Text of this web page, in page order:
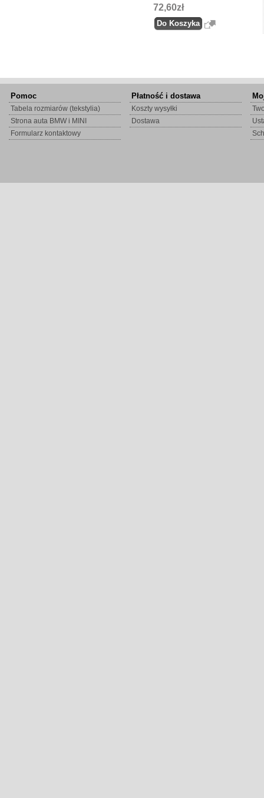
72,60zł
Pomoc
Tabela rozmiarów (tekstylia)
Strona auta BMW i MINI
Formularz kontaktowy
Płatność i dostawa
Koszty wysyłki
Dostawa